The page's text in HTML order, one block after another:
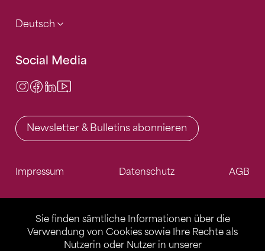
Sie finden sämtliche Informationen über die
Verwendung von Cookies sowie Ihre Rechte als
Nutzerin oder Nutzer in unserer
Deutsch
Social Media
Instagram
Facebook
LinkedIn
Newsletter & Bulletins abonnieren
Impressum Datenschutz AGB